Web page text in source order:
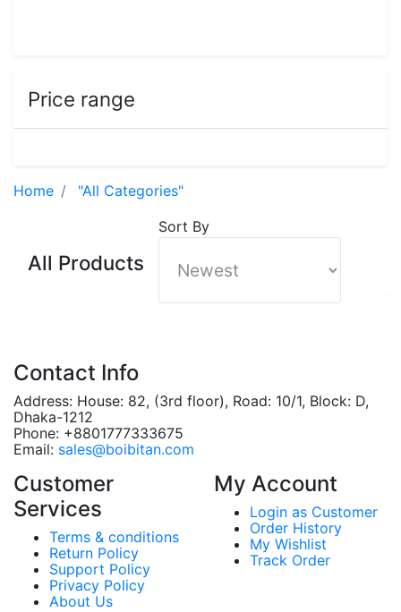
Price range
Home "All Categories"
All Products
Sort By
Contact Info
Address: House: 82, (3rd floor), Road: 10/1, Block: D,
Dhaka-1212
Phone: +8801777333675
Email: sales@boibitan.com
Customer
Services
Terms & conditions
Return Policy
Support Policy
Privacy Policy
About Us
My Account
Login as Customer
Order History
My Wishlist
Track Order